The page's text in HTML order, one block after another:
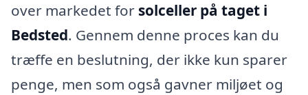
over markedet for solceller på taget i
Bedsted. Gennem denne proces kan du
træffe en beslutning, der ikke kun sparer
penge, men som også gavner miljøet og